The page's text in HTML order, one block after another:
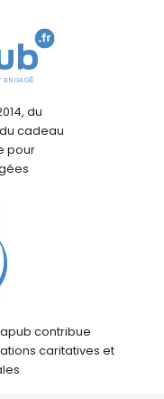
du
cadeau
pour
contribue
caritatives et